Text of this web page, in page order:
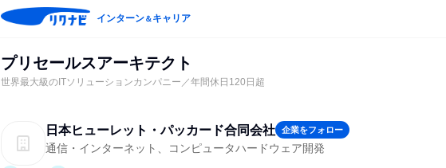
インターン＆キャリア
プリセールスアーキテクト
世界最大級のITソリューションカンパニー／年間休日120日超
日本ヒューレット・パッカード合同会社 企業をフォロー
通信・インターネット、コンピュータハードウェア開発